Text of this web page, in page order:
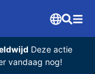
Deze actie
vandaag nog!